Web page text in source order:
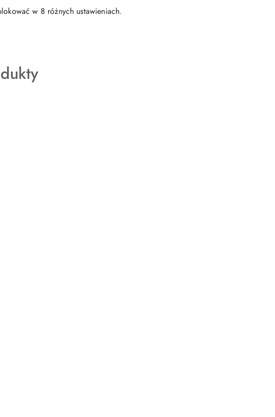
w 8 różnych ustawieniach.